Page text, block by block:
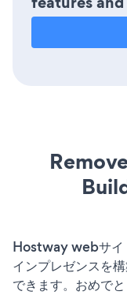
Hostway webサイ
インプレゼンスを
できます。おめでと